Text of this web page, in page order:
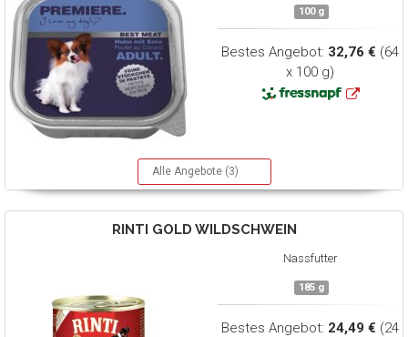
100 g
Bestes Angebot: 32,76 € (64
x 100 g)
Alle Angebote (3)
RINTI GOLD WILDSCHWEIN
Nassfutter
185 g
Bestes Angebot: 24,49 € (24